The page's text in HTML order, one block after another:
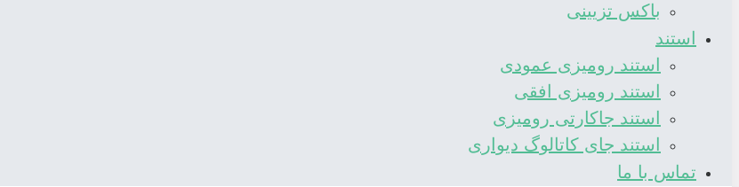
باکس تزیینی
استند
استند رومیزی عمودی
استند رومیزی افقی
استند جاکارتی رومیزی
استند جای کاتالوگ دیواری
تماس با ما